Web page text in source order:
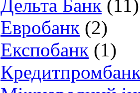
Дельта Банк (11)
Евробанк (2)
Експобанк (1)